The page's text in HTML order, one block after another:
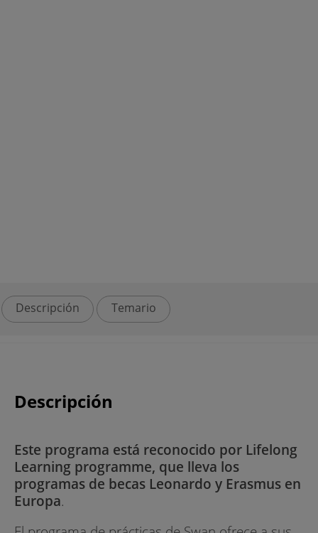
Descripción Temario
Descripción
Este programa está reconocido por Lifelong
Learning programme, que lleva los
programas de becas Leonardo y Erasmus en
Europa.